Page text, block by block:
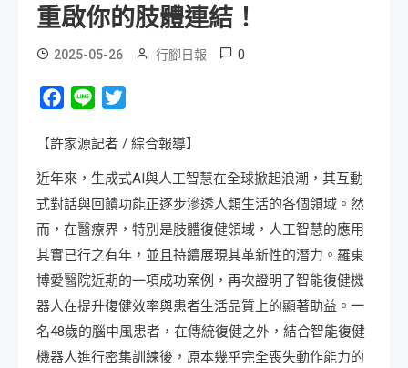
重啟你的肢體連結！
2025-05-26 行腳日報 0
Facebook
Line
【許家源記者 / 綜合報導】
近年來，生成式AI與人工智慧在全球掀起浪潮，其互動
式對話與回饋功能正逐步滲透人類生活的各個領域。然
而，在醫療界，特別是肢體復健領域，人工智慧的應用
其實已行之有年，並且持續展現其革新性的潛力。羅東
博愛醫院近期的一項成功案例，再次證明了智能復健機
器人在提升復健效率與患者生活品質上的顯著助益。一
名48歲的腦中風患者，在傳統復健之外，結合智能復健
機器人進行密集訓練後，原本幾乎完全喪失動作能力的